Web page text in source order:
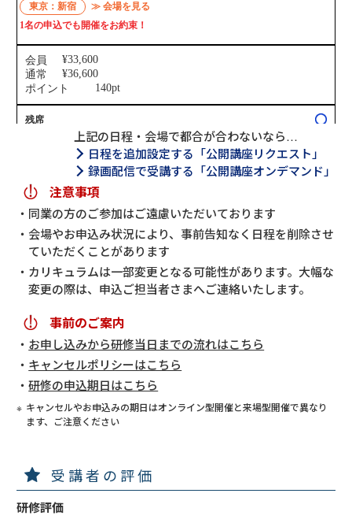
上記の日程・会場で都合が合わないなら…
日程を追加設定する「公開講座リクエスト」
録画配信で受講する「公開講座オンデマンド」
注意事項
同業の方のご参加はご遠慮いただいております
会場やお申込み状況により、事前告知なく日程を削除させ
ていただくことがあります
カリキュラムは一部変更となる可能性があります。大幅な
変更の際は、申込ご担当者さまへご連絡いたします。
事前のご案内
お申し込みから研修当日までの流れはこちら
キャンセルポリシーはこちら
研修の申込期日はこちら
キャンセルやお申込みの期日はオンライン型開催と来場型開催で異なり
ます、ご注意ください
受講者の評価
研修評価